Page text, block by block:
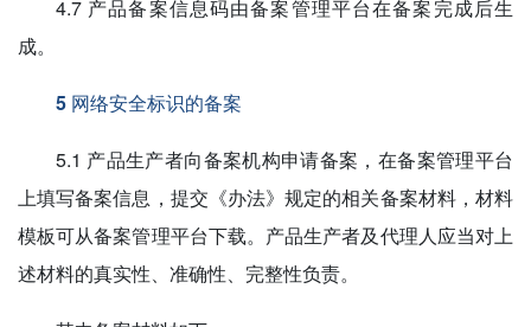
4.7 产品备案信息码由备案管理平台在备案完成后生
成。
5 网络安全标识的备案
5.1 产品生产者向备案机构申请备案，在备案管理平台
上填写备案信息，提交《办法》规定的相关备案材料，材料
模板可从备案管理平台下载。产品生产者及代理人应当对上
述材料的真实性、准确性、完整性负责。